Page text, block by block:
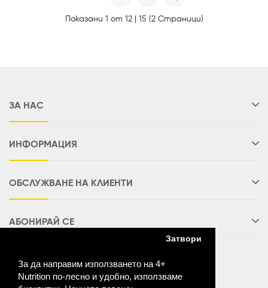
За да направим използването на 4+
Nutrition по-лесно и удобно, използваме
Затвори
Показани 1 от 12 | 15 (2 Страници)
ЗА НАС
ИНФОРМАЦИЯ
ОБСЛУЖВАНЕ НА КЛИЕНТИ
АБОНИРАЙ СЕ
Разработено от:Vertinity Ltd